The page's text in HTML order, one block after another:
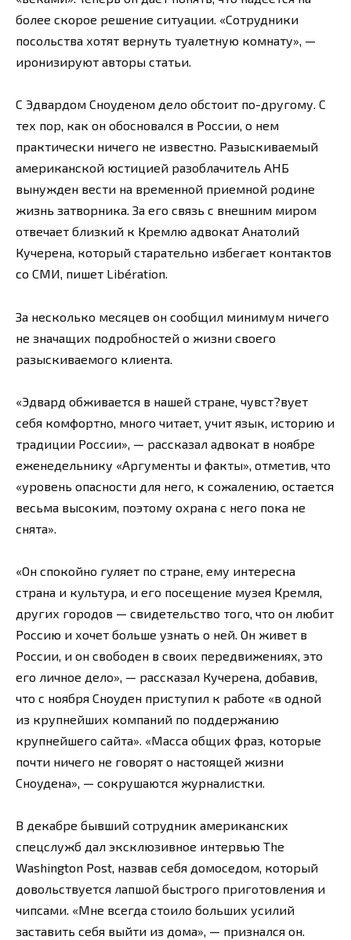
более скорое решение ситуации. «Сотрудники
посольства хотят вернуть туалетную комнату», —
иронизируют авторы статьи.
С Эдвардом Сноуденом дело обстоит по-другому. С
тех пор, как он обосновался в России, о нем
практически ничего не известно. Разыскиваемый
американской юстицией разоблачитель АНБ
вынужден вести на временной приемной родине
жизнь затворника. За его связь с внешним миром
отвечает близкий к Кремлю адвокат Анатолий
Кучерена, который старательно избегает контактов
со СМИ, пишет Libération.
За несколько месяцев он сообщил минимум ничего
не значащих подробностей о жизни своего
разыскиваемого клиента.
«Эдвард обживается в нашей стране, чувст?вует
себя комфортно, много читает, учит язык, историю и
традиции России», — рассказал адвокат в ноябре
еженедельнику «Аргументы и факты», отметив, что
«уровень опасности для него, к сожалению, остается
весьма высоким, поэтому охрана с него пока не
снята».
«Он спокойно гуляет по стране, ему интересна
страна и культура, и его посещение музея Кремля,
других городов — свидетельство того, что он любит
Россию и хочет больше узнать о ней. Он живет в
России, и он свободен в своих передвижениях, это
его личное дело», — рассказал Кучерена, добавив,
что с ноября Сноуден приступил к работе «в одной
из крупнейших компаний по поддержанию
крупнейшего сайта». «Масса общих фраз, которые
почти ничего не говорят о настоящей жизни
Сноудена», — сокрушаются журналистки.
В декабре бывший сотрудник американских
спецслужб дал эксклюзивное интервью The
Washington Post, назвав себя домоседом, который
довольствуется лапшой быстрого приготовления и
чипсами. «Мне всегда стоило больших усилий
заставить себя выйти из дома», — признался он.